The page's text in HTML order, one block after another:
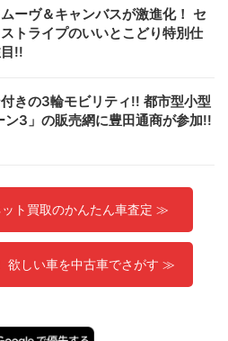
ーヴ＆キャンバスが激進化！ セ
トライプのいいとこどり特別仕
!!
きの3輪モビリティ!! 都市型小型
ン3」の販売網に豊田通商が参加!!
ト買取のかんたん車査定 ≫
欲しい車を中古車でさがす ≫